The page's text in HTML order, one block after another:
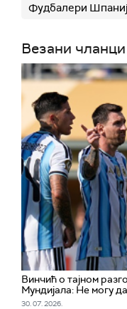
Фудбалери
Везани чланци
Винчић о тајном
Мундијала: Не могу
30. 07. 2026.